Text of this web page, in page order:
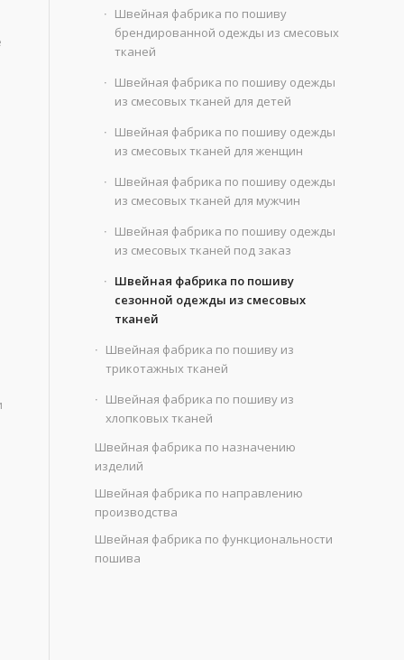
Швейная фабрика по пошиву
брендированной одежды из смесовых
тканей
Швейная фабрика по пошиву одежды
из смесовых тканей для детей
Швейная фабрика по пошиву одежды
из смесовых тканей для женщин
Швейная фабрика по пошиву одежды
из смесовых тканей для мужчин
Швейная фабрика по пошиву одежды
из смесовых тканей под заказ
Швейная фабрика по пошиву
сезонной одежды из смесовых
тканей
Швейная фабрика по пошиву из
трикотажных тканей
Швейная фабрика по пошиву из
хлопковых тканей
Швейная фабрика по назначению
изделий
Швейная фабрика по направлению
производства
Швейная фабрика по функциональности
пошива